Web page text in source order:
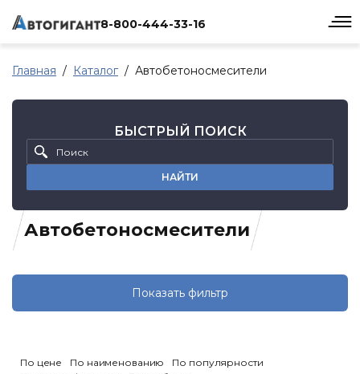
8-800-444-33-16
Главная Каталог Автобетоносмесители
Автобетоносмесители
БЫСТРЫЙ ПОИСК
НАЙТИ
Показать фильтр
По цене По наименованию
По популярности